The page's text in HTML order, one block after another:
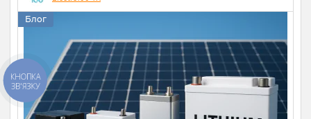
Блог
КНОПКА
ЗВ'ЯЗКУ